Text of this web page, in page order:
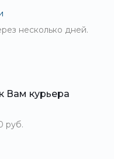
несколько дней.
Вам курьера
руб.